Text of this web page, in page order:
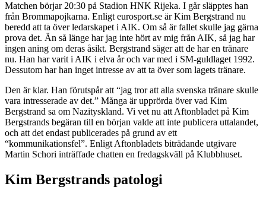
Matchen börjar 20:30 på Stadion HNK Rijeka. I går släpptes han
från Brommapojkarna. Enligt eurosport.se är Kim Bergstrand nu
beredd att ta över ledarskapet i AIK. Om så är fallet skulle jag gärna
prova det. Än så länge har jag inte hört av mig från AIK, så jag har
ingen aning om deras åsikt. Bergstrand säger att de har en tränare
nu. Han har varit i AIK i elva år och var med i SM-guldlaget 1992.
Dessutom har han inget intresse av att ta över som lagets tränare.
Den är klar. Han förutspår att “jag tror att alla svenska tränare skulle
vara intresserade av det.” Många är upprörda över vad Kim
Bergstrand sa om Nazityskland. Vi vet nu att Aftonbladet på Kim
Bergstrands begäran till en början valde att inte publicera uttalandet,
och att det endast publicerades på grund av ett
“kommunikationsfel”. Enligt Aftonbladets biträdande utgivare
Martin Schori inträffade chatten en fredagskväll på Klubbhuset.
Kim Bergstrands patologi